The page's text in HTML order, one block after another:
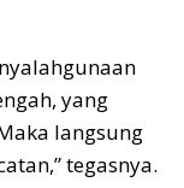
yang
langsung
tegasnya.